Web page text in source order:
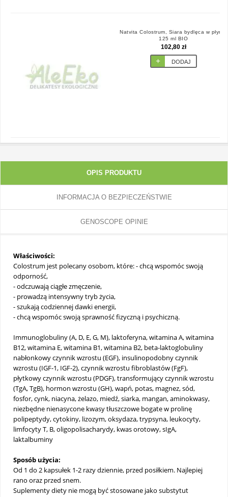
Natvita Colostrum, Siara bydlęca w płynie
125 ml BIO
102,80 zł
DODAJ
OPIS PRODUKTU
INFORMACJA O BEZPIECZEŃSTWIE
GENOSCOPE OPINIE
Właściwości:
Colostrum jest polecany osobom, które: - chcą wspomóc swoją
odporność,
- odczuwają ciągłe zmęczenie,
- prowadzą intensywny tryb życia,
- szukają codziennej dawki energii,
- chcą wspomóc swoją sprawność fizyczną i psychiczną.
Immunoglobuliny (A, D, E, G, M), laktoferyna, witamina A, witamina
B12, witamina E, witamina B1, witamina B2, beta-laktoglobuliny
nabłonkowy czynnik wzrostu (EGF), insulinopodobny czynnik
wzrostu (IGF-1, IGF-2), czynnik wzrostu fibroblastów (FgF),
płytkowy czynnik wzrostu (PDGF), transformujący czynnik wzrostu
(TgA, TgB), hormon wzrostu (GH), wapń, potas, magnez, sód,
fosfor, cynk, niacyna, żelazo, miedź, siarka, mangan, aminokwasy,
niezbędne nienasycone kwasy tłuszczowe bogate w prolinę
polipeptydy, cytokiny, lizozym, oksydaza, trypsyna, leukocyty,
limfocyty T, B, oligopolisacharydy, kwas orotowy, sIgA,
laktalbuminy
Sposób użycia:
Od 1 do 2 kapsułek 1-2 razy dziennie, przed posiłkiem. Najlepiej
rano oraz przed snem.
Suplementy diety nie mogą być stosowane jako substytut